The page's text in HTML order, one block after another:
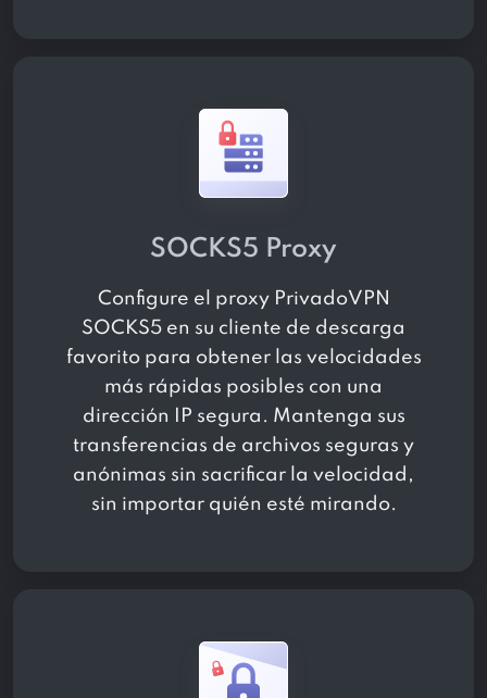
SOCKS5 Proxy
Configure el proxy PrivadoVPN
SOCKS5 en su cliente de descarga
favorito para obtener las velocidades
más rápidas posibles con una
dirección IP segura. Mantenga sus
transferencias de archivos seguras y
anónimas sin sacrificar la velocidad,
sin importar quién esté mirando.